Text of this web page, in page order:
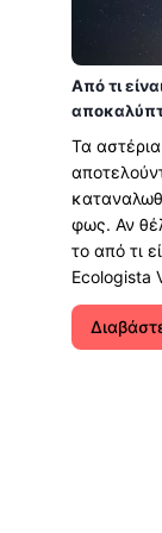
Από τι
Τα
φως. Αν
το από τι
Ecologista